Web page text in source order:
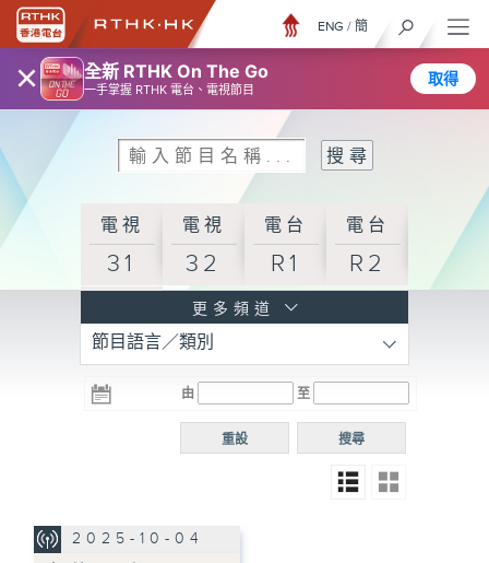
× 全新 RTHK On The Go
一手掌握 RTHK 電台、電視節目
取得
ENG / 簡
電視
31
電視
32
電台
R1
電台
R2
R3
電台 電台
R5
電台
普通
更多頻道
節目語言／類別
由 至
搜尋
重設
2025-10-04